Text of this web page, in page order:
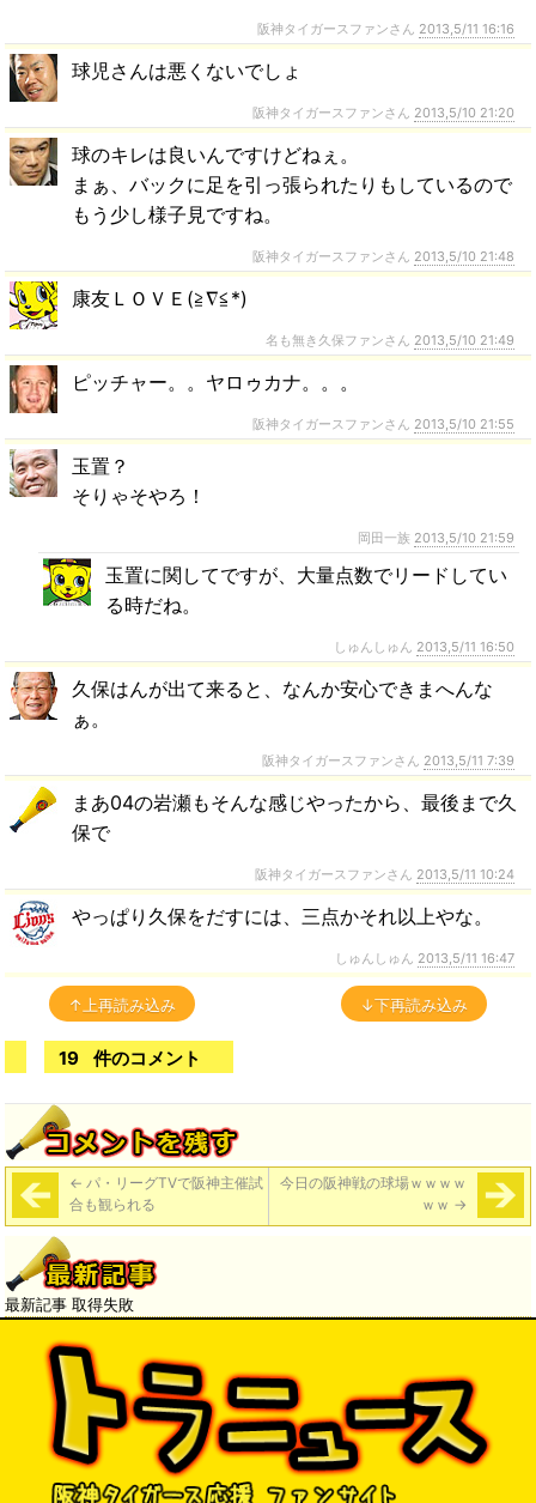
阪神タイガースファンさん 2013,5/11 16:16
球児さんは悪くないでしょ
阪神タイガースファンさん 2013,5/10 21:20
球のキレは良いんですけどねぇ。
まぁ、バックに足を引っ張られたりもしているので
もう少し様子見ですね。
阪神タイガースファンさん 2013,5/10 21:48
康友ＬＯＶＥ(≧∇≦*)
名も無き久保ファンさん 2013,5/10 21:49
ピッチャー。。ヤロゥカナ。。。
阪神タイガースファンさん 2013,5/10 21:55
玉置？
そりゃそやろ！
岡田一族 2013,5/10 21:59
玉置に関してですが、大量点数でリードしてい
る時だね。
しゅんしゅん 2013,5/11 16:50
久保はんが出て来ると、なんか安心できまへんな
ぁ。
阪神タイガースファンさん 2013,5/11 7:39
まあ04の岩瀬もそんな感じやったから、最後まで久
保で
阪神タイガースファンさん 2013,5/11 10:24
やっぱり久保をだすには、三点かそれ以上やな。
しゅんしゅん 2013,5/11 16:47
↑上再読み込み ↓下再読み込み
19 件のコメント
← パ・リーグTVで阪神主催試
合も観られる
今日の阪神戦の球場ｗｗｗｗ
ｗｗ →
最新記事 取得失敗